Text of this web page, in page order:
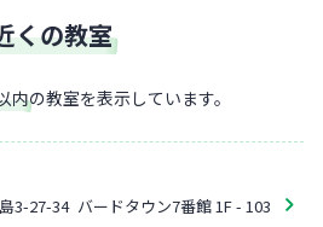
くの教室
内の教室を表示しています。
3-27-34 バードタウン7番館 1F - 103